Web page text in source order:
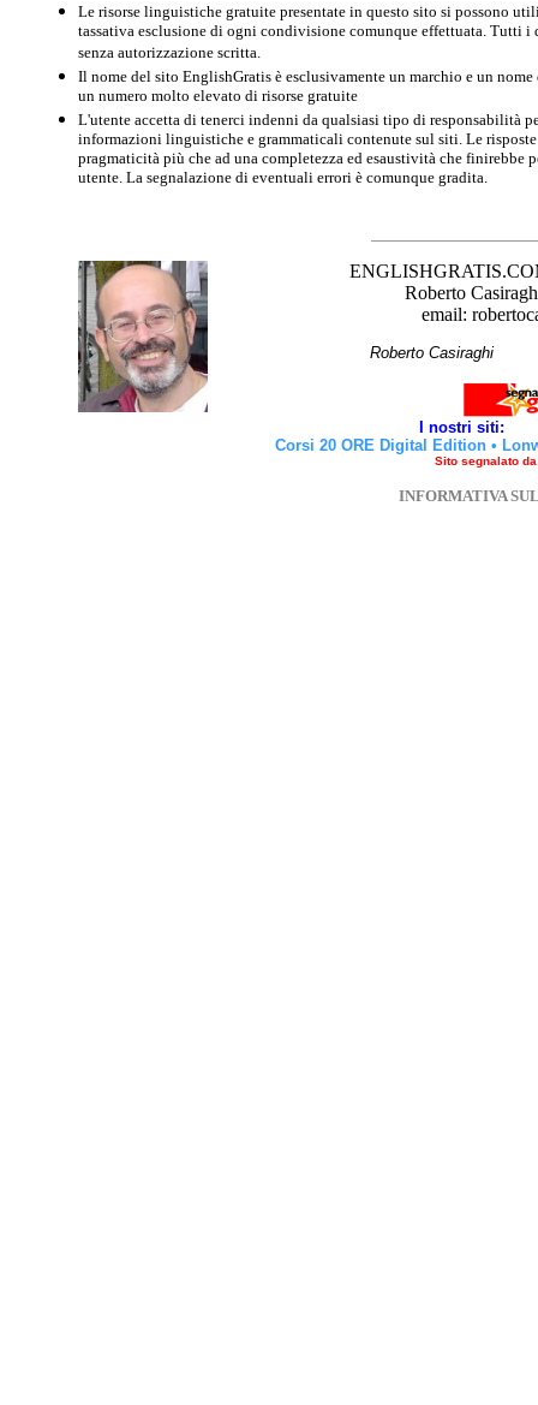
Le risorse linguistiche gratuite presentate in questo sito si possono
tassativa esclusione di ogni condivisione comunque effettuata. Tutti
senza autorizzazione scritta.
Il nome del sito EnglishGratis è esclusivamente un marchio e un
un numero molto elevato di risorse gratuite
L'utente accetta di tenerci indenni da qualsiasi tipo di responsabilità
informazioni linguistiche e grammaticali contenute sul siti. Le
pragmaticità più che ad una completezza ed esaustività che finirebbe
utente. La segnalazione di eventuali errori è comunque gradita.
Roberto
email:
Roberto
I nostri siti:
Corsi 20 ORE Digital Edition •
Sito segnalato
INFORMATIVA